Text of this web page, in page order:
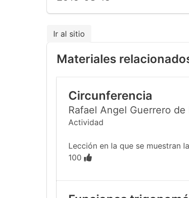
Ir al sitio
Materiales
Circunferencia
Rafael Angel Guerrero
Actividad
Lección en la que se muestran
100